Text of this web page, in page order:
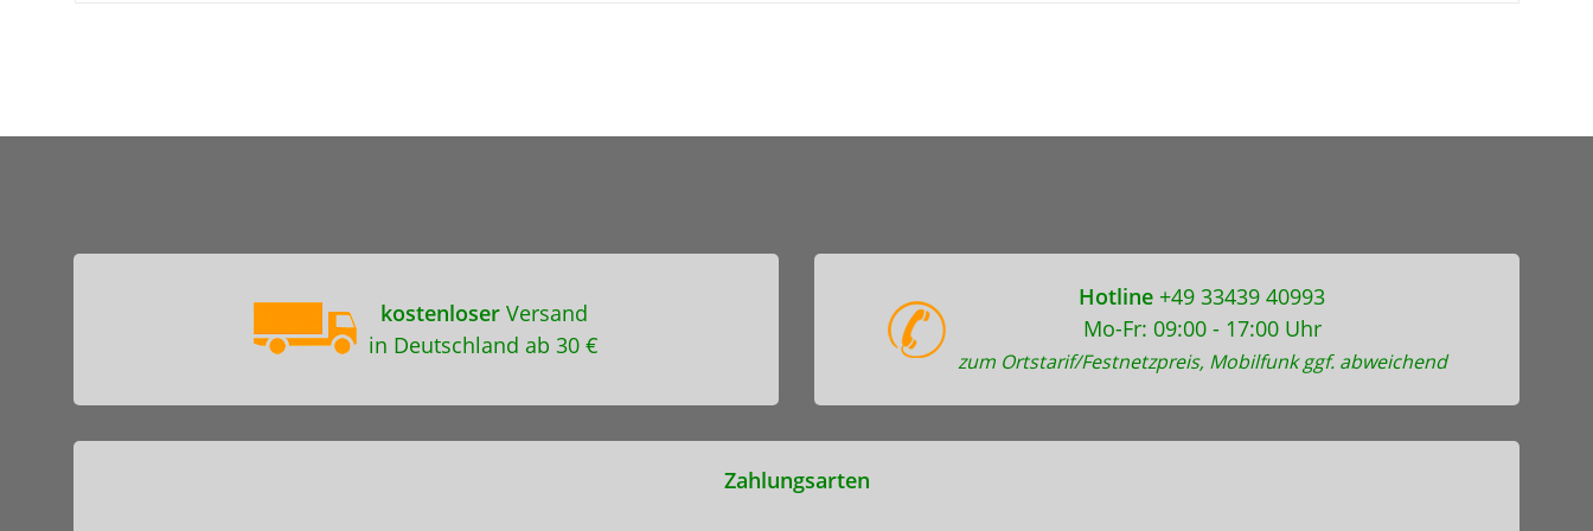
kostenloserVersand
in Deutschland ab 30 €
Hotline +49 33439 40993
Mo-Fr: 09:00 - 17:00 Uhr
zum Ortstarif/Festnetzpreis, Mobilfunk ggf. abweichend
Zahlungsarten